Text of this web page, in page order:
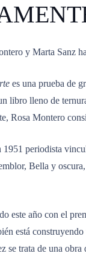
y Marta Sanz
es una prueba de
libro lleno de
Rosa Montero
periodista
Bella y
este año con el
está
se trata de una